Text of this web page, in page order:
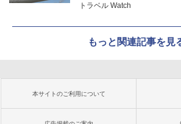
トラベル Watch
もっと関連記事を見
本サイトのご利用について